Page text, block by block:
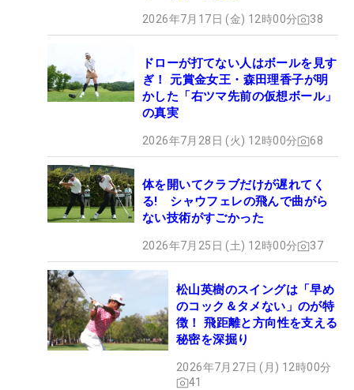
2026年7月17日 (金) 12時00分 38
ドローが打てない人はボールを見す
ぎ！ 元賞金女王・森田理香子が明
かした「右ツマ先前の仮想ボール」
の真実
2026年7月28日 (火) 12時00分 68
体を開いてクラブだけが遅れてく
る! シャウフェレの飛んで曲がら
ない技術がすごかった
2026年7月25日 (土) 12時00分 37
松山英樹のスイングは「早め
のコック＆タメない」のが特
徴！ 飛距離と方向性を支える
秘密を深掘り
2026年7月27日 (月) 12時00分
41